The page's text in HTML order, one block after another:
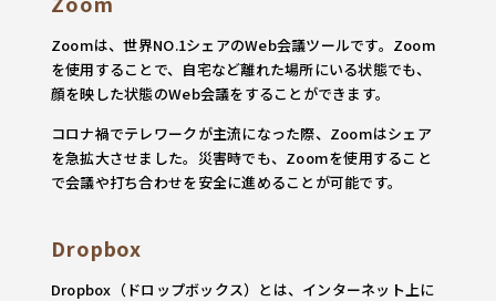
Zoomは、世界NO.1シェアのWeb会議ツールです。Zoom
を使用することで、自宅など離れた場所にいる状態でも、
顔を映した状態のWeb会議をすることができます。
コロナ禍でテレワークが主流になった際、Zoomはシェア
を急拡大させました。災害時でも、Zoomを使用すること
で会議や打ち合わせを安全に進めることが可能です。
Dropbox
Dropbox（ドロップボックス）とは、インターネット上に